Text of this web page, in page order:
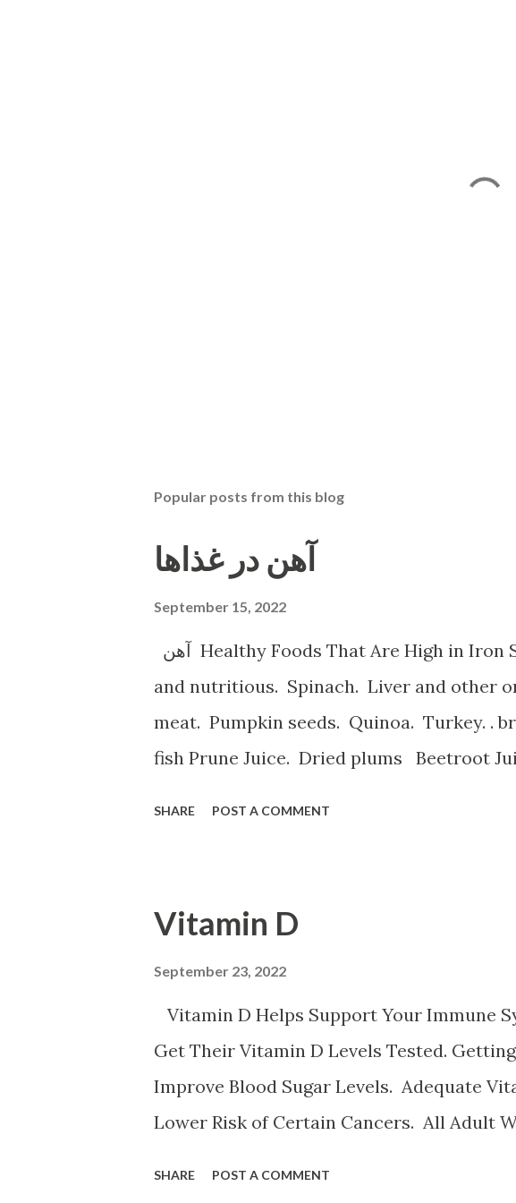
Popular posts from this blog
آهن در غذاها
September 15, 2022
and nutritious. Spinach. Liver and other
meat. Pumpkin seeds. Quinoa. Turkey. .
fish Prune Juice. Dried plums Beetroot
هندی اثرات کم خونی خستگی ضعف قوای جسمانی
قلب و تنگی نفس است ورزش سنگین حاملگی
باعث کم خونی می شود
SHARE POST A COMMENT
Vitamin D
September 23, 2022
Vitamin D Helps Support Your Immune
Get Their Vitamin D Levels Tested.
Improve Blood Sugar Levels. Adequate
Lower Risk of Certain Cancers. All Adult
SHARE POST A COMMENT